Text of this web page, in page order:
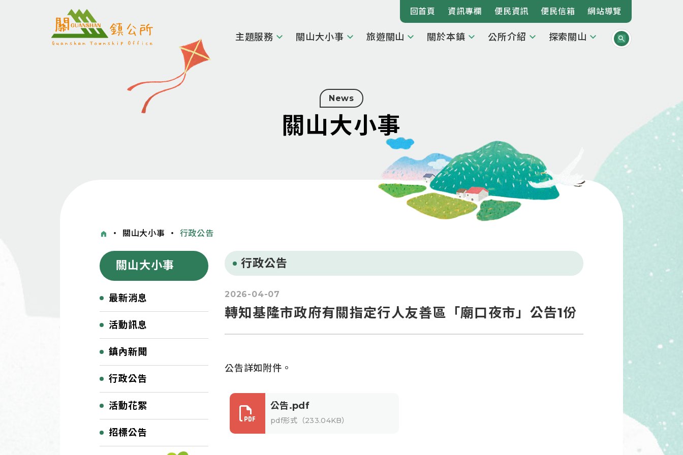
回首頁 資訊專欄 便民資訊 便民信箱 網站導覽
主題服務 關山大小事 旅遊關山 關於本鎮 公所介紹 探索關山
News
關山大小事
・ 關山大小事 ・ 行政公告
關山大小事
最新消息
活動訊息
鎮內新聞
行政公告
活動花絮
招標公告
行政公告
2026-04-07
轉知基隆市政府有關指定行人友善區「廟口夜市」公告1份
公告詳如附件。
公告.pdf
pdf形式（233.04KB）